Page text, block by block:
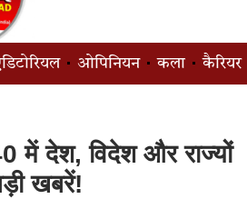
ओपिनियन कला कैरियर
में देश, विदेश और राज्यों
खबरें!